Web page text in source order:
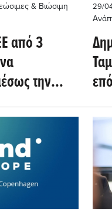
& Βιώσιμη
από 3
την
σε
29/
ΕΕ